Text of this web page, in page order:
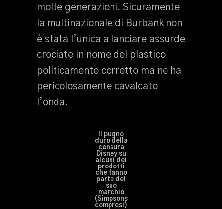
molte generazioni. Sicuramente
la multinazionale di Burbank non
è stata l’unica a lanciare assurde
crociate in nome del plastico
politicamente corretto ma ne ha
pericolosamente cavalcato
l’onda.
Il pugno
duro della
censura
Disney su
alcuni dei
prodotti
che fanno
parte del
suo
marchio
(Simpsons
compresi)